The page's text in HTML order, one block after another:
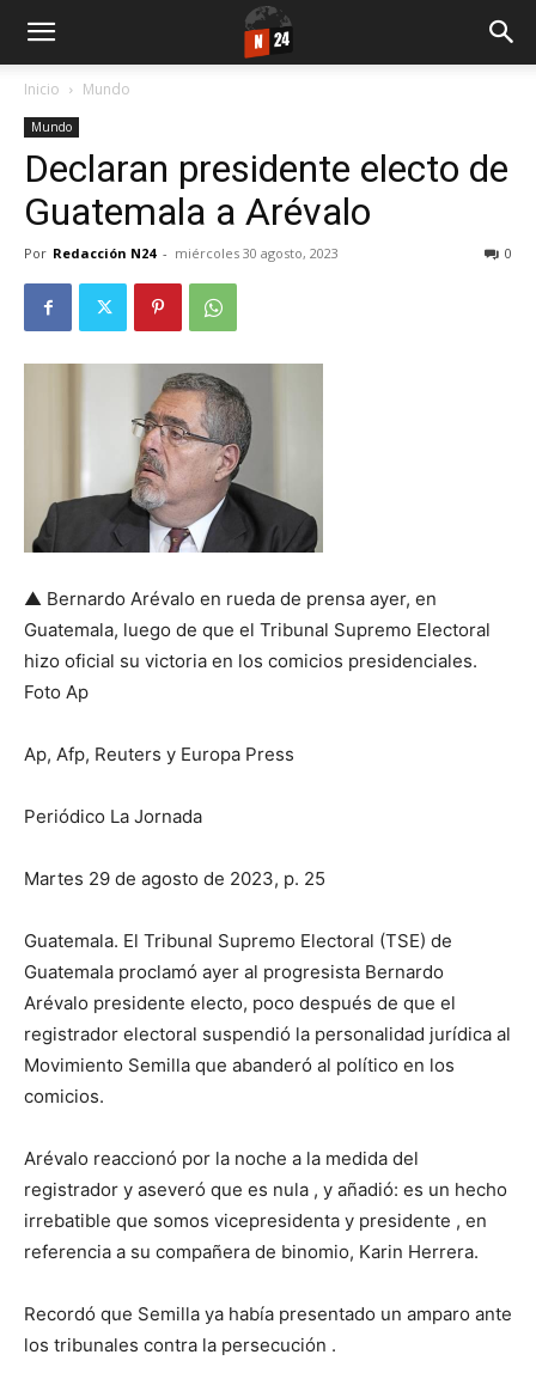
Inicio Mundo
Mundo
Declaran presidente electo de
Guatemala a Arévalo
Por Redacción N24 - miércoles 30 agosto, 2023 0
▲ Bernardo Arévalo en rueda de prensa ayer, en
Guatemala, luego de que el Tribunal Supremo Electoral
hizo oficial su victoria en los comicios presidenciales.
Foto Ap
Ap, Afp, Reuters y Europa Press
Periódico La Jornada
Martes 29 de agosto de 2023, p. 25
Guatemala. El Tribunal Supremo Electoral (TSE) de
Guatemala proclamó ayer al progresista Bernardo
Arévalo presidente electo, poco después de que el
registrador electoral suspendió la personalidad jurídica al
Movimiento Semilla que abanderó al político en los
comicios.
Arévalo reaccionó por la noche a la medida del
registrador y aseveró que es nula , y añadió: es un hecho
irrebatible que somos vicepresidenta y presidente , en
referencia a su compañera de binomio, Karin Herrera.
Recordó que Semilla ya había presentado un amparo ante
los tribunales contra la persecución .